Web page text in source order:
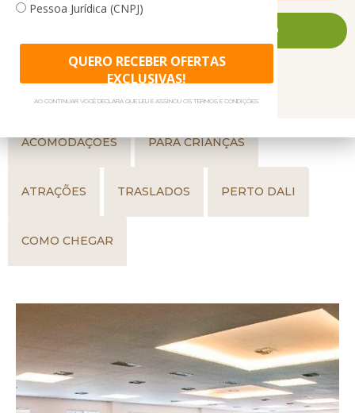
FALE CONOSCO AGORA MESMO
ACOMODAÇÕES PARA CRIANÇAS
ATRAÇÕES TRASLADOS PERTO DALI
COMO CHEGAR
Pessoa Jurídica (CNPJ)
QUERO RECEBER OFERTAS
EXCLUSIVAS!
AO CONTINUAR VOCÊ DECLARA QUE LEU E ASSINOU OS TERMOS E CONDIÇÕES.